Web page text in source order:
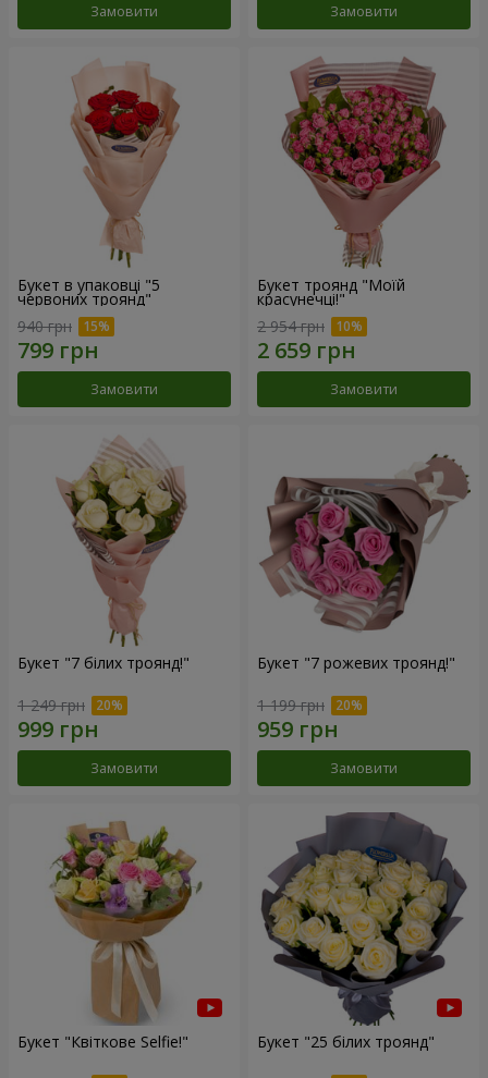
Замовити Замовити
Букет в упаковці "5
червоних троянд"
940 грн
Замовити
Букет троянд "Моїй
красунечці!"
2 954 грн
Замовити
Букет "7 білих троянд!"
1 249 грн
Замовити
Букет "7 рожевих троянд!"
1 199 грн
Замовити
Букет "Квіткове Selfie!" Букет "25 білих троянд"